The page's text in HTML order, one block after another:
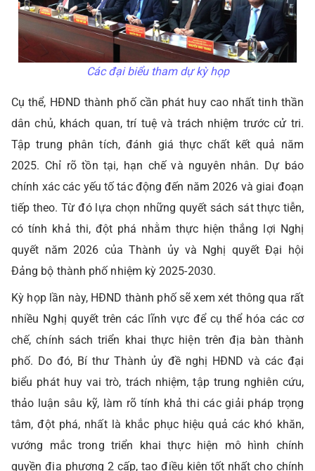
Các đại biểu tham dự kỳ họp
Cụ thể, HĐND thành phố cần phát huy cao nhất tinh thần
dân chủ, khách quan, trí tuệ và trách nhiệm trước cử tri.
Tập trung phân tích, đánh giá thực chất kết quả năm
2025. Chỉ rõ tồn tại, hạn chế và nguyên nhân. Dự báo
chính xác các yếu tố tác động đến năm 2026 và giai đoạn
tiếp theo. Từ đó lựa chọn những quyết sách sát thực tiễn,
có tính khả thi, đột phá nhằm thực hiện thắng lợi Nghị
quyết năm 2026 của Thành ủy và Nghị quyết Đại hội
Đảng bộ thành phố nhiệm kỳ 2025-2030.
Kỳ họp lần này, HĐND thành phố sẽ xem xét thông qua rất
nhiều Nghị quyết trên các lĩnh vực để cụ thể hóa các cơ
chế, chính sách triển khai thực hiện trên địa bàn thành
phố. Do đó, Bí thư Thành ủy đề nghị HĐND và các đại
biểu phát huy vai trò, trách nhiệm, tập trung nghiên cứu,
thảo luận sâu kỹ, làm rõ tính khả thi các giải pháp trọng
tâm, đột phá, nhất là khắc phục hiệu quả các khó khăn,
vướng mắc trong triển khai thực hiện mô hình chính
quyền địa phương 2 cấp, tạo điều kiện tốt nhất cho chính